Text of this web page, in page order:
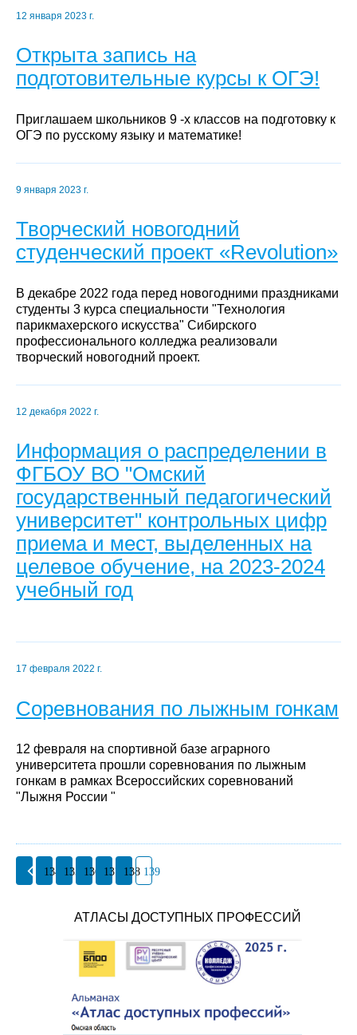
12 января 2023 г.
Открыта запись на
подготовительные курсы к ОГЭ!
Приглашаем школьников 9 -х классов на подготовку к
ОГЭ по русскому языку и математике!
9 января 2023 г.
Творческий новогодний
студенческий проект «Revolution»
В декабре 2022 года перед новогодними праздниками
студенты 3 курса специальности "Технология
парикмахерского искусства" Сибирского
профессионального колледжа реализовали
творческий новогодний проект.
12 декабря 2022 г.
Информация о распределении в
ФГБОУ ВО "Омский
государственный педагогический
университет" контрольных цифр
приема и мест, выделенных на
целевое обучение, на 2023-2024
учебный год
17 февраля 2022 г.
Соревнования по лыжным гонкам
12 февраля на спортивной базе аграрного
университета прошли соревнования по лыжным
гонкам в рамках Всероссийских соревнований
"Лыжня России "
134 135 136 137 138 139
АТЛАСЫ ДОСТУПНЫХ ПРОФЕССИЙ